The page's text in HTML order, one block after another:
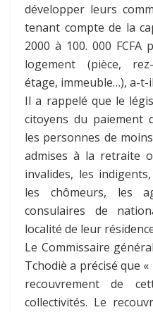
développer leurs
tenant compte de la
2000 à 100. 000
logement (pièce,
étage, immeuble…), a-t-
Il a rappelé que le
citoyens du paiement
les personnes de
admises à la retraite
invalides, les
les chômeurs, les
consulaires de
localité de leur
Le Commissaire
Tchodiè a précisé que «
recouvrement de
collectivités. Le